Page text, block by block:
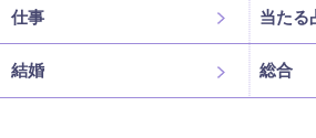
仕事 当たる
結婚 総合